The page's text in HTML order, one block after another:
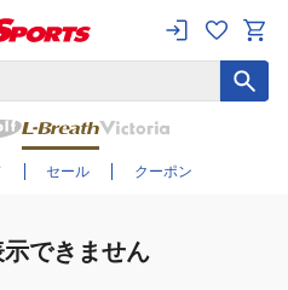
セール クーポン
できません